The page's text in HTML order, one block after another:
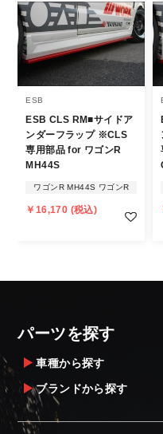
不可となりますの
違い無いようお願
※商品写真は実際
ジが若干異なる場
商品名や説明等
発送について
・エアロパーツ・
個人宅への直送・
があることはご了
また、小さな商
・発送先に、塗装
・メーカーによっ
業者でなければ、
とは予めご了承くだ
お届け商品について
ESB
ESB CLS RM■サイドア
ンダーフラップ ※CLS
専用部品 for ワゴンR
MH44S
ワゴンR MH44S ワゴンR
￥16,170 (税込)
パーツを探す
車種から探す
ブランドから探す